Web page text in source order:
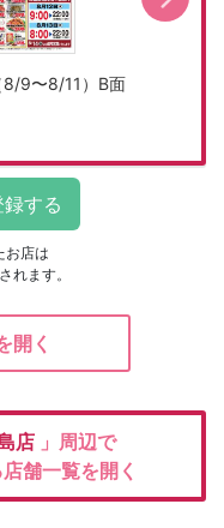
8/9〜8/11）B面
お店は
れます。
開く
店 」周辺で
舗一覧を開く